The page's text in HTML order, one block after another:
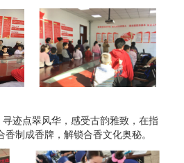
寻迹点翠风华，感受古韵雅致，在指
制成香牌，解锁合香文化奥秘。